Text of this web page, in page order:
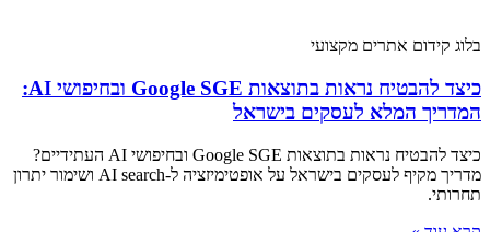
בלוג קידום אתרים מקצועי
כיצד להבטיח נראות בתוצאות Google SGE ובחיפושי AI:
המדריך המלא לעסקים בישראל
כיצד להבטיח נראות בתוצאות Google SGE ובחיפושי AI העתידיים?
מדריך מקיף לעסקים בישראל על אופטימיזציה ל-AI search ושימור יתרון
תחרותי.